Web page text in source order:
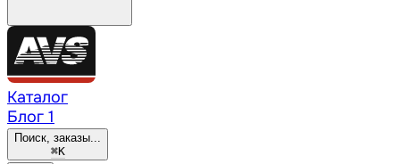
Каталог
Блог 1
Поиск, заказы...
⌘K